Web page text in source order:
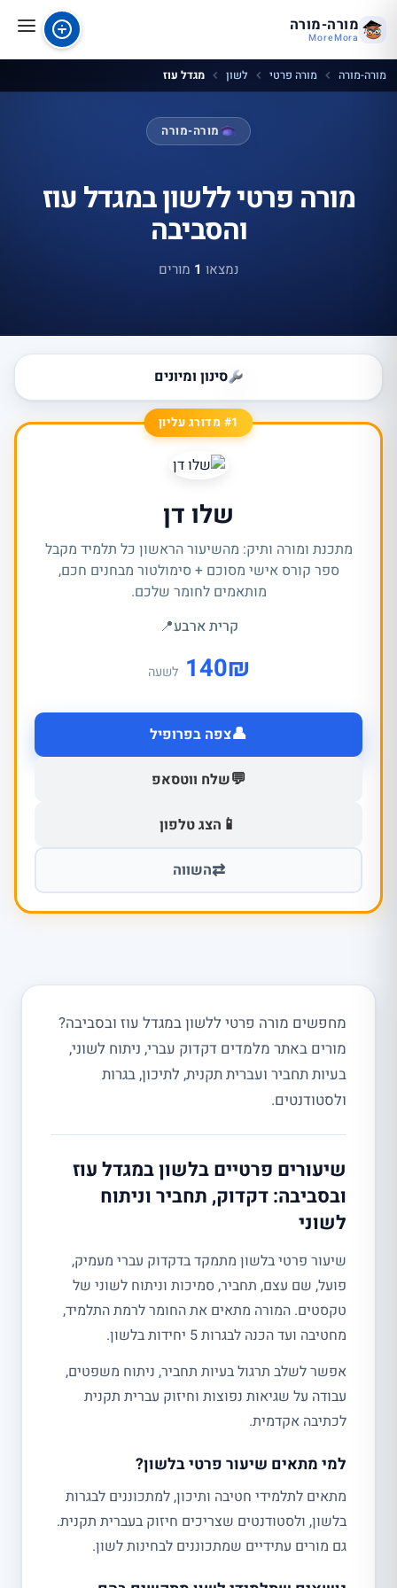
מורה-מורה
MoreMora
מורה-מורה מורה פרטי לשון מגדל עוז
מורה-מורה
מורה פרטי ללשון במגדל עוז
והסביבה
נמצאו 1 מורים
סינון ומיונים
#1 מדורג עליון
שלו דן
מתכנת ומורה ותיק: מהשיעור הראשון כל תלמיד מקבל
ספר קורס אישי מסוכם + סימולטור מבחנים חכם,
מותאמים לחומר שלכם.
קרית ארבע📍
₪
140 לשעה
👤צפה בפרופיל
💬שלח ווטסאפ
📱 הצג טלפון
⇄השווה
מחפשים מורה פרטי ללשון במגדל עוז ובסביבה?
מורים באתר מלמדים דקדוק עברי, ניתוח לשוני,
בעיות תחביר ועברית תקנית, לתיכון, בגרות
ולסטודנטים.
שיעורים פרטיים בלשון במגדל עוז
ובסביבה: דקדוק, תחביר וניתוח
לשוני
שיעור פרטי בלשון מתמקד בדקדוק עברי מעמיק,
פועל, שם עצם, תחביר, סמיכות וניתוח לשוני של
טקסטים. המורה מתאים את החומר לרמת התלמיד,
מחטיבה ועד הכנה לבגרות 5 יחידות בלשון.
אפשר לשלב תרגול בעיות תחביר, ניתוח משפטים,
עבודה על שגיאות נפוצות וחיזוק עברית תקנית
לכתיבה אקדמית.
למי מתאים שיעור פרטי בלשון?
מתאים לתלמידי חטיבה ותיכון, למתכוננים לבגרות
בלשון, ולסטודנטים שצריכים חיזוק בעברית תקנית.
גם מורים עתידיים שמתכוננים לבחינות לשון.